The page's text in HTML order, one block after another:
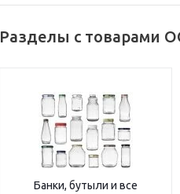
Разделы с товарами
Банки, бутыли и все